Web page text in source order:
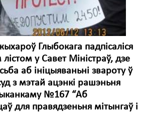
Глыбокага падпісаліся
у Савет Міністраў, дзе
аб ініцыяваньні звароту ў
з мэтай ацэнкі рашэньня
№167 “Аб
для правядзеньня мітынгаў і